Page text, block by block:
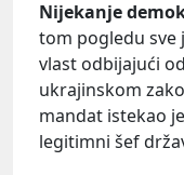
Nijekanje
tom pogledu sve
vlast odbijajući
ukrajinskom
mandat istekao
legitimni šef